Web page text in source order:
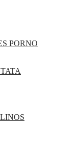
PORNO